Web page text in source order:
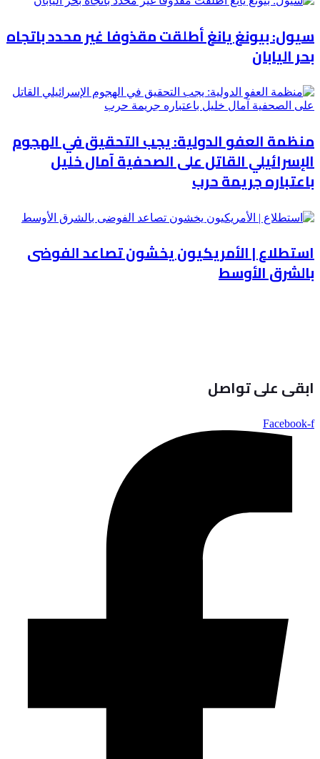
سيول: بيونغ يانغ أطلقت مقذوفا غير محدد باتجاه
بحر اليابان
منظمة العفو الدولية: يجب التحقيق في الهجوم
الإسرائيلي القاتل على الصحفية آمال خليل
باعتباره جريمة حرب
استطلاع | الأمريكيون يخشون تصاعد الفوضى
بالشرق الأوسط
ابقى على تواصل
Facebook-f